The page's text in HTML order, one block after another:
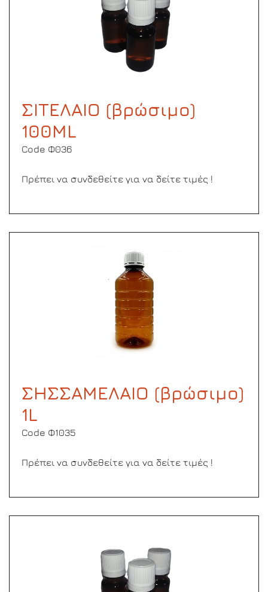
ΣΙΤΕΛΑΙΟ (βρώσιμο)
100ML
Code Φ036
Πρέπει να συνδεθείτε για να δείτε τιμές !
ΣΗΣΣΑΜΕΛΑΙΟ (βρώσιμο)
1L
Code Φ1035
Πρέπει να συνδεθείτε για να δείτε τιμές !